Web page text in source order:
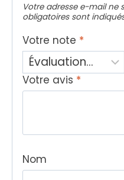
Votre adresse e-mail ne
obligatoires sont
Votre note *
Votre avis *
Nom